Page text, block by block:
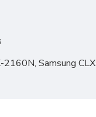
Samsung